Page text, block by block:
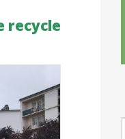
recycle